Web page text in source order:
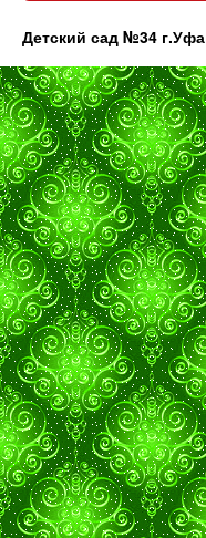
Детский сад №34 г.Уфа